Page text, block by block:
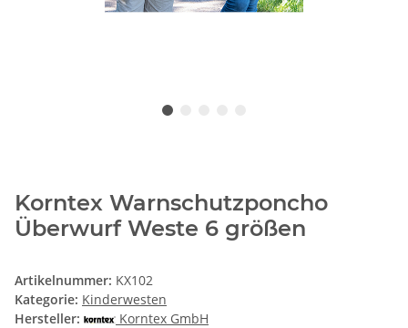
Korntex Warnschutzponcho
Überwurf Weste 6 größen
Artikelnummer: KX102
Kategorie: Kinderwesten
Hersteller:
Korntex GmbH